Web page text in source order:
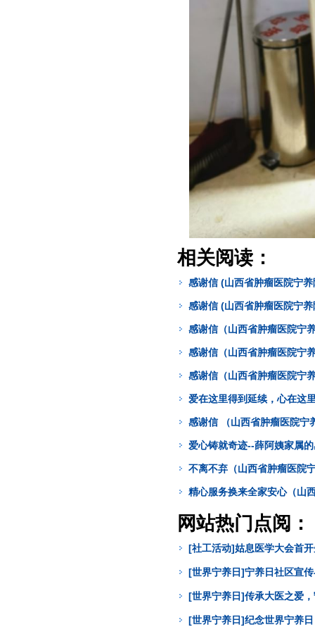
相关阅读：
感谢信 (山西省肿瘤医院宁养
感谢信 (山西省肿瘤医院宁养
感谢信（山西省肿瘤医院宁
感谢信（山西省肿瘤医院宁
感谢信（山西省肿瘤医院宁
爱在这里得到延续，心在这
感谢信 （山西省肿瘤医院宁
爱心铸就奇迹--薛阿姨家属
不离不弃（山西省肿瘤医院
精心服务换来全家安心（山
网站热门点阅：
[社工活动]姑息医学大会首
[世界宁养日]宁养日社区宣
[世界宁养日]传承大医之爱
[世界宁养日]纪念世界宁养